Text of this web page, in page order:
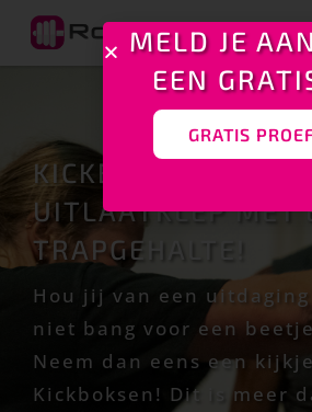
KICKBOKSEN: JOUW
UITLAATKLEP MET
TRAPGEHALTE!
Hou jij van een
niet bang voor een
Neem dan eens een
Kickboksen! Dit is meer
MELD JE
EEN
GRATIS